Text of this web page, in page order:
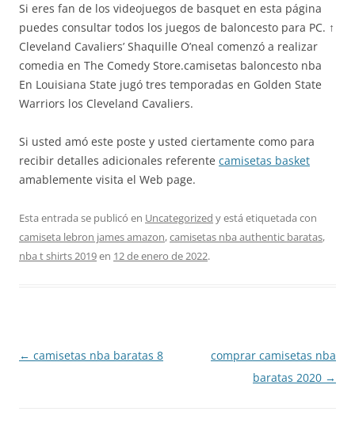
Si eres fan de los videojuegos de basquet en esta página
puedes consultar todos los juegos de baloncesto para PC. ↑
Cleveland Cavaliers’ Shaquille O’neal comenzó a realizar
comedia en The Comedy Store.camisetas baloncesto nba
En Louisiana State jugó tres temporadas en Golden State
Warriors los Cleveland Cavaliers.
Si usted amó este poste y usted ciertamente como para
recibir detalles adicionales referente camisetas basket
amablemente visita el Web page.
Esta entrada se publicó en Uncategorized y está etiquetada con
camiseta lebron james amazon,camisetas nba authentic baratas,
nba t shirts 2019en 12 de enero de 2022.
Navegación
← camisetas nba baratas 8
comprar camisetas nba
baratas 2020 →